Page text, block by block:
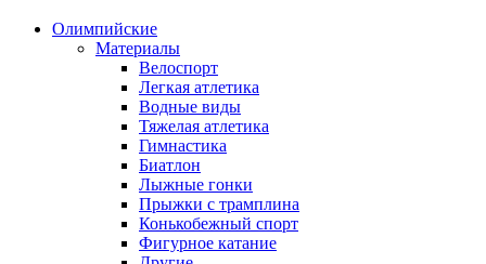
Олимпийские
Материалы
Велоспорт
Легкая атлетика
Водные виды
Тяжелая атлетика
Гимнастика
Биатлон
Лыжные гонки
Прыжки с трамплина
Конькобежный спорт
Фигурное катание